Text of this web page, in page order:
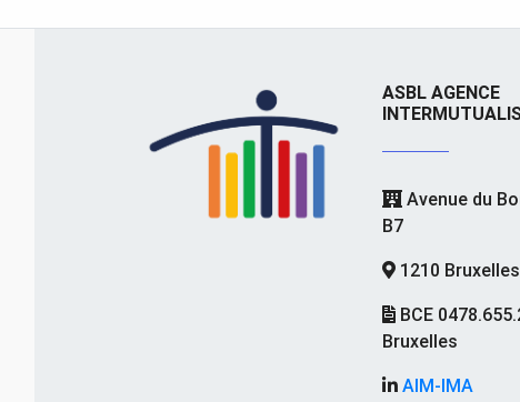
ASBL AGENCE
Avenue du
B7
1210 Bruxelles
BCE
Bruxelles
AIM-IMA